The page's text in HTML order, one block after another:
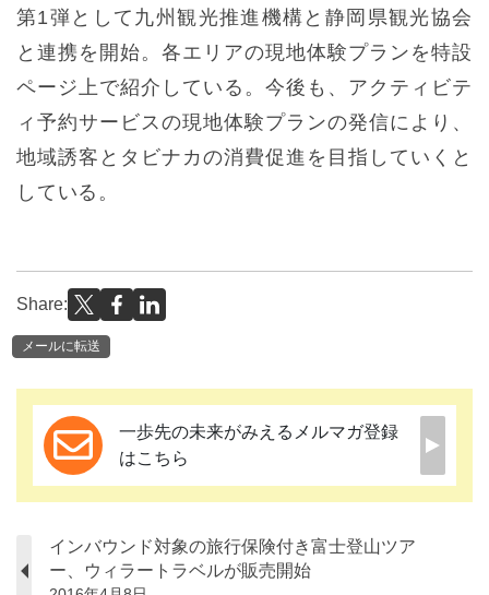
第1弾として九州観光推進機構と静岡県観光協会
と連携を開始。各エリアの現地体験プランを特設
ページ上で紹介している。今後も、アクティビテ
ィ予約サービスの現地体験プランの発信により、
地域誘客とタビナカの消費促進を目指していくと
している。
Share:
メールに転送
一歩先の未来がみえるメルマガ登録
はこちら
インバウンド対象の旅行保険付き富士登山ツア
ー、ウィラートラベルが販売開始